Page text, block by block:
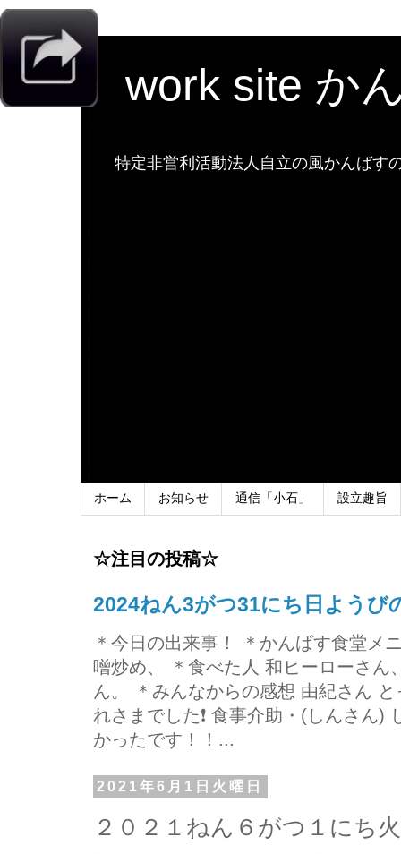
work site か
特定非営利活動法人自立の風かんばす
ホーム お知らせ 通信「小石」 設立趣旨
☆注目の投稿☆
2024ねん3がつ31にち日ようび
＊今日の出来事！ ＊かんばす食堂メ
噌炒め、 ＊食べた人 和ヒーローさん
ん。 ＊みんなからの感想 由紀さん
れさまでした❗ 食事介助・(しんさん)
かったです！！...
2021年6月1日火曜日
２０２１ねん６がつ１にち